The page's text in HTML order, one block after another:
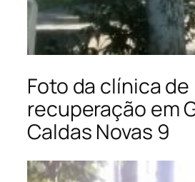
Foto da clínica de
recuperação em
Caldas Novas 9